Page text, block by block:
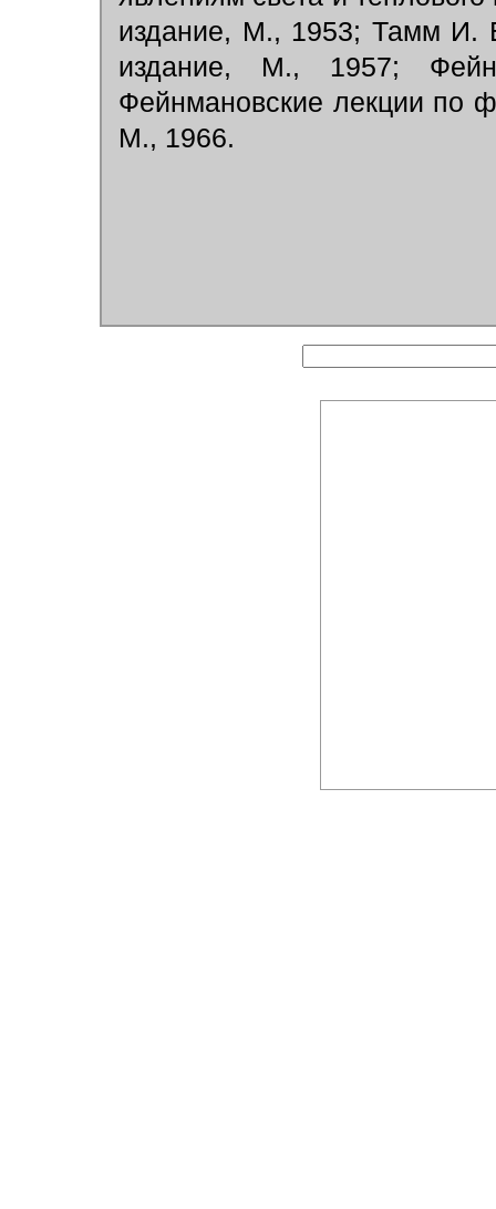
издание, М., 1953; Тамм И.
издание, М., 1957;
Фейнмановские лекции по
М., 1966.